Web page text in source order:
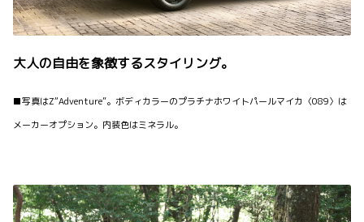
大人の自由を象徴するスタイリング。
■写真はZ“Adventure”。ボディカラーのプラチナホワイトパールマイカ〈089〉は
メーカーオプション。内装色はミネラル。